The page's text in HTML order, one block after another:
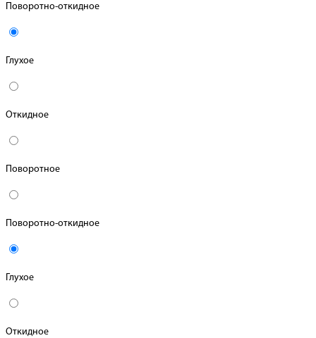
Поворотно-откидное
Глухое
Откидное
Поворотное
Поворотно-откидное
Глухое
Откидное